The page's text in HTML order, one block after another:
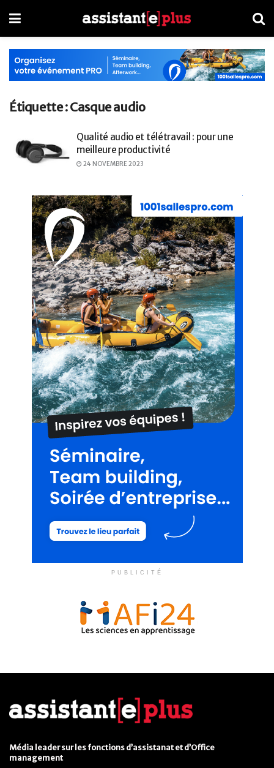
Étiquette :Casque audio
Qualité audio et télétravail : pour une
meilleure productivité
24 NOVEMBRE 2023
PUBLICITÉ
Média leader sur les fonctions d’assistanat et d’Office
management